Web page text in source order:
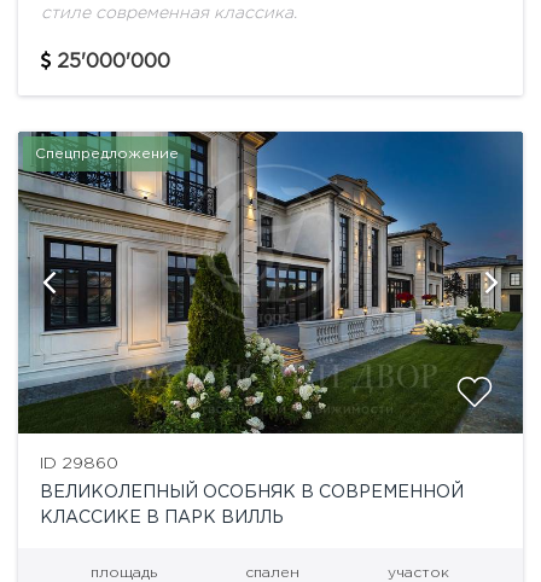
стиле современная классика.
25'000'000
Спецпредложение
ID 29860
ВЕЛИКОЛЕПНЫЙ ОСОБНЯК В СОВРЕМЕННОЙ
КЛАССИКЕ В ПАРК ВИЛЛЬ
площадь спален участок